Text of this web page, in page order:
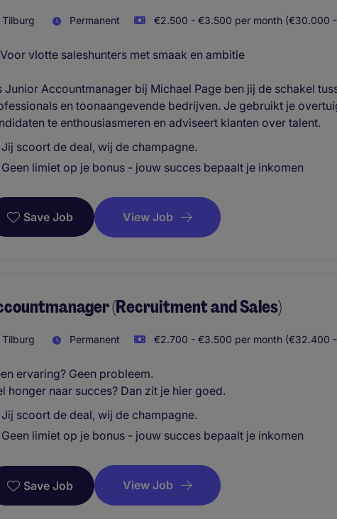
Tilburg Permanent €2.500 - €3.500 per month (€30.000
Voor vlotte saleshunters met smaak en ambitie
Junior Accountmanager bij Michael Page ben jij de schakel
en toonaangevende bedrijven. Je gebruikt je
te enthousiasmeren en adviseert klanten over talent.
Jij scoort de deal, wij de champagne.
Geen limiet op je bonus - jouw succes bepaalt je inkomen
Save Job View Job
(Recruitment and Sales)
Tilburg Permanent €2.700 - €3.500 per month (€32.400
ervaring? Geen probleem.
honger naar succes? Dan zit je hier goed.
Jij scoort de deal, wij de champagne.
Geen limiet op je bonus - jouw succes bepaalt je inkomen
Save Job View Job